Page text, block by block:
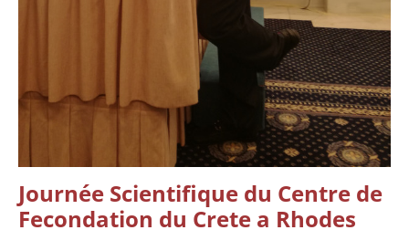
Journée Scientifique du Centre de
Fecondation du Crete a Rhodes